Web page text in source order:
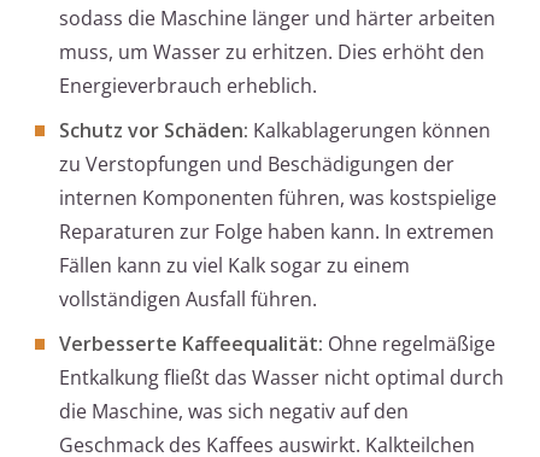
sodass die Maschine länger und härter arbeiten
muss, um Wasser zu erhitzen. Dies erhöht den
Energieverbrauch erheblich.
Schutz vor Schäden: Kalkablagerungen können
zu Verstopfungen und Beschädigungen der
internen Komponenten führen, was kostspielige
Reparaturen zur Folge haben kann. In extremen
Fällen kann zu viel Kalk sogar zu einem
vollständigen Ausfall führen.
Verbesserte Kaffeequalität: Ohne regelmäßige
Entkalkung fließt das Wasser nicht optimal durch
die Maschine, was sich negativ auf den
Geschmack des Kaffees auswirkt. Kalkteilchen